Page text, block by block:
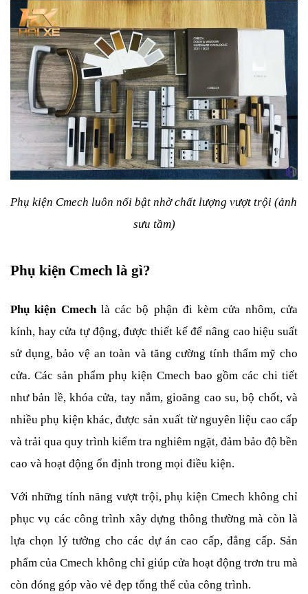
Phụ kiện Cmech luôn nổi bật nhờ chất lượng vượt trội (ảnh
sưu tầm)
Phụ kiện Cmech là gì?
Phụ kiện Cmech là các bộ phận đi kèm cửa nhôm, cửa
kính, hay cửa tự động, được thiết kế để nâng cao hiệu suất
sử dụng, bảo vệ an toàn và tăng cường tính thẩm mỹ cho
cửa. Các sản phẩm phụ kiện Cmech bao gồm các chi tiết
như bản lề, khóa cửa, tay nắm, gioăng cao su, bộ chốt, và
nhiều phụ kiện khác, được sản xuất từ nguyên liệu cao cấp
và trải qua quy trình kiểm tra nghiêm ngặt, đảm bảo độ bền
cao và hoạt động ổn định trong mọi điều kiện.
Với những tính năng vượt trội, phụ kiện Cmech không chỉ
phục vụ các công trình xây dựng thông thường mà còn là
lựa chọn lý tưởng cho các dự án cao cấp, đẳng cấp. Sản
phẩm của Cmech không chỉ giúp cửa hoạt động trơn tru mà
còn đóng góp vào vẻ đẹp tổng thể của công trình.